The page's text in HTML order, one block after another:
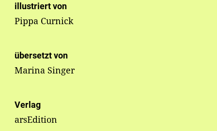
illustriert von
Pippa Curnick
übersetzt von
Marina Singer
Verlag
arsEdition